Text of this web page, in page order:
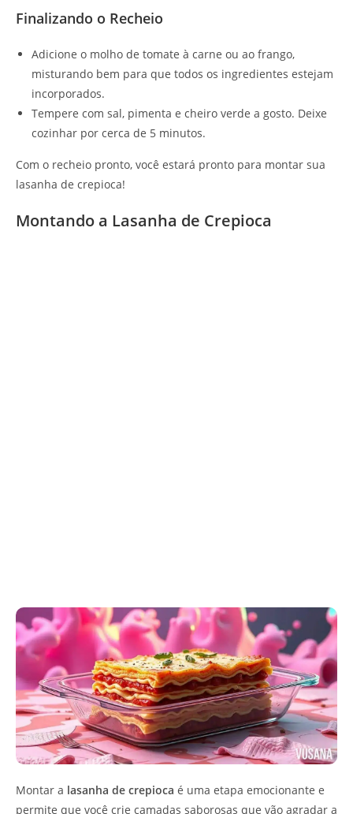
Finalizando o Recheio
Adicione o molho de tomate à carne ou ao frango,
misturando bem para que todos os ingredientes estejam
incorporados.
Tempere com sal, pimenta e cheiro verde a gosto. Deixe
cozinhar por cerca de 5 minutos.
Com o recheio pronto, você estará pronto para montar sua
lasanha de crepioca!
Montando a Lasanha de Crepioca
Montar a lasanha de crepioca é uma etapa emocionante e
permite que você crie camadas saborosas que vão agradar a